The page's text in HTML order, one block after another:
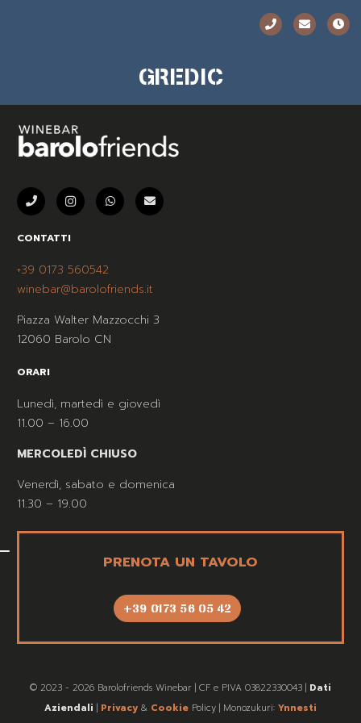
GREDIC
CONTATTI
+39 0173 560542
winebar@barolofriends.it
Piazza Walter Mazzocchi 3
12060 Barolo CN
ORARI
Lunedì, martedì e giovedì
11.00 – 16.00
MERCOLEDÌ CHIUSO
Venerdì, sabato e domenica
11.30 – 19.00
PRENOTA UN TAVOLO
+39 0173 56 05 42
© 2023 - 2026 Barolofriends Winebar | CF e PIVA 03822330043 | Dati
Aziendali | Privacy & Cookie Policy | Monozukuri: Ynnesti